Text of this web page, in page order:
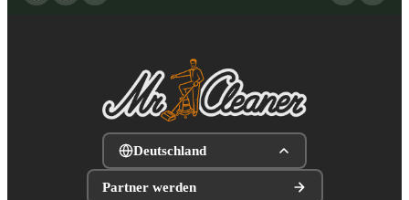
Deutschland
Partner werden